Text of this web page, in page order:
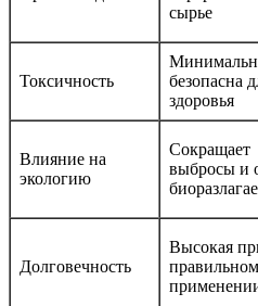
сырье
Токсичность
безопасна
здоровья
Влияние на
экологию
Сокращает
выбросы и
Долговечность
Высокая
правильном